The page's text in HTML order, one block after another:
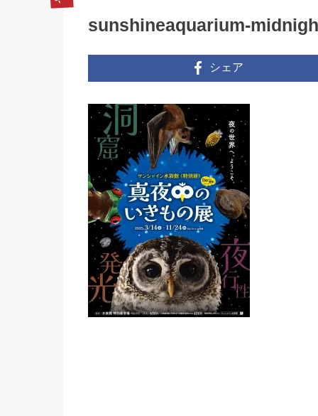
sunshineaquarium-
シェア